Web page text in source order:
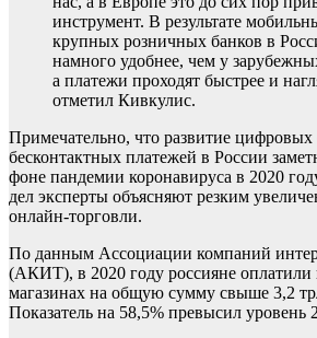
инструмент. В результате
крупных розничных банков в
намного удобнее, чем у
а платежи проходят быстрее и
отметил Кивкулис.
Примечательно, что развитие цифровых
бесконтактных платежей в России
фоне пандемии коронавируса в 2020
дел эксперты объясняют резким
онлайн-торговли.
По данным Ассоциации компаний
(АКИТ), в 2020 году россияне
магазинах на общую сумму свыше 3,2
Показатель на 58,5% превысил уровень